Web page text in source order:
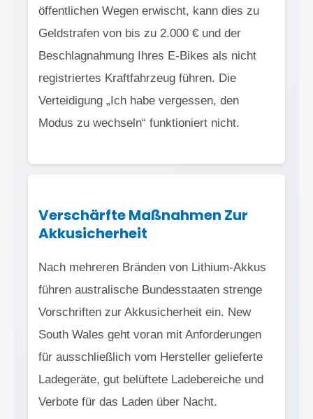
öffentlichen Wegen erwischt, kann dies zu
Geldstrafen von bis zu 2.000 € und der
Beschlagnahmung Ihres E-Bikes als nicht
registriertes Kraftfahrzeug führen. Die
Verteidigung „Ich habe vergessen, den
Modus zu wechseln“ funktioniert nicht.
Verschärfte Maßnahmen Zur
Akkusicherheit
Nach mehreren Bränden von Lithium-Akkus
führen australische Bundesstaaten strenge
Vorschriften zur Akkusicherheit ein. New
South Wales geht voran mit Anforderungen
für ausschließlich vom Hersteller gelieferte
Ladegeräte, gut belüftete Ladebereiche und
Verbote für das Laden über Nacht.